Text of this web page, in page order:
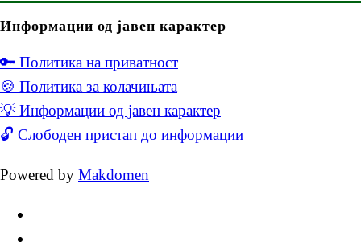
Информации од јавен карактер
🔑 Политика на приватност
🍪 Политика за колачињата
💡 Информации од јавен карактер
🔓 Слободен пристап до информации
Powered by Makdomen